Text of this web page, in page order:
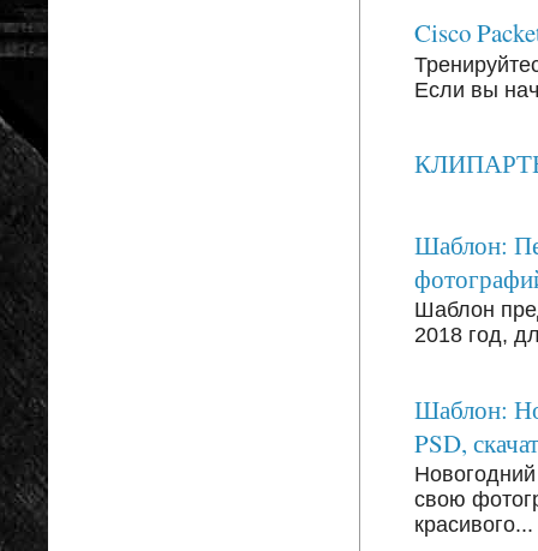
Cisco
Если вы
КЛИПАРТЫ:
Шаблон:
Шаблон
2018 год,
Шаблон:
PSD,
свою
красивого...